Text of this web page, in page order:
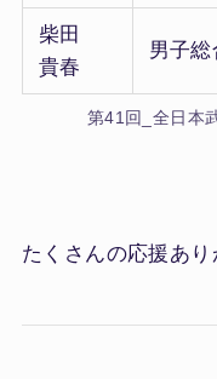
柴田
貴春
男子
第41回_全日本
たくさんの応援あり